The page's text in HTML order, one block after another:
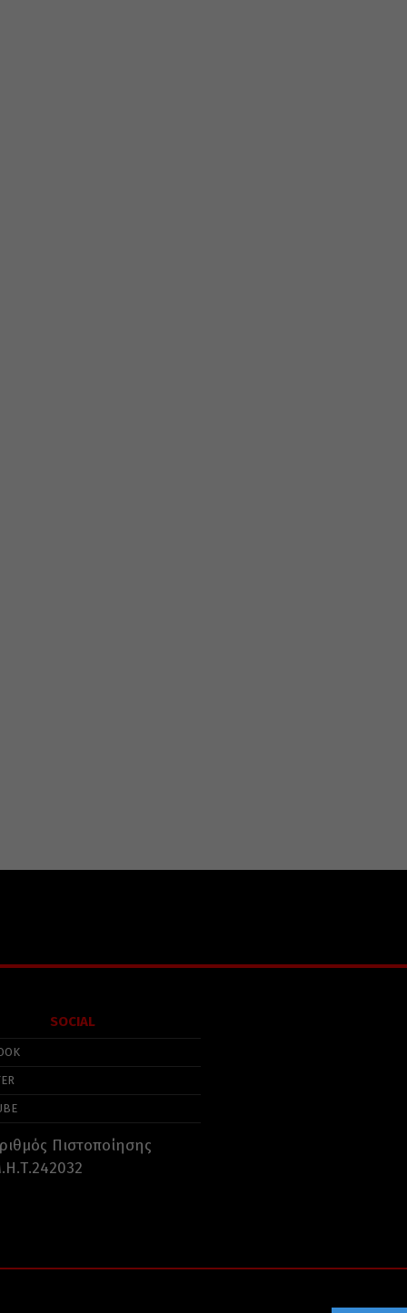
SOCIAL
Πιστοποίησης